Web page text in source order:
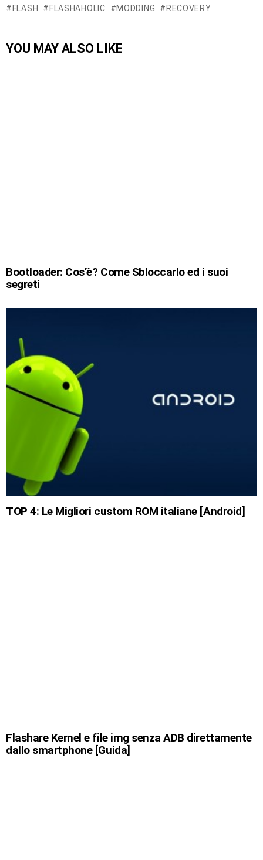
FLASH FLASHAHOLIC MODDING RECOVERY
YOU MAY ALSO LIKE
Bootloader: Cos’è? Come Sbloccarlo ed i suoi
segreti
TOP 4: Le Migliori custom ROM italiane [Android]
Flashare Kernel e file img senza ADB direttamente
dallo smartphone [Guida]